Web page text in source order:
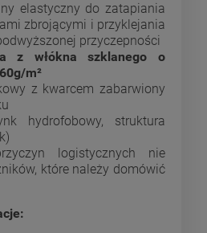
elastyczny do zatapiania
zbrojącymi i przyklejania
przyczepności
z włókna szklanego o
m²
z kwarcem zabarwiony
hydrofobowy, struktura
logistycznych nie
które należy domówić